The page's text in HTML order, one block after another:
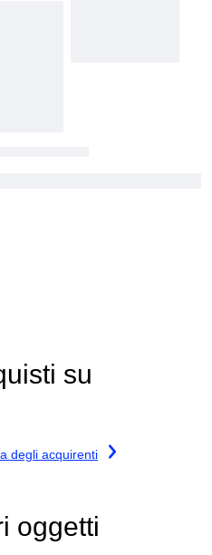
su
degli acquirenti
oggetti